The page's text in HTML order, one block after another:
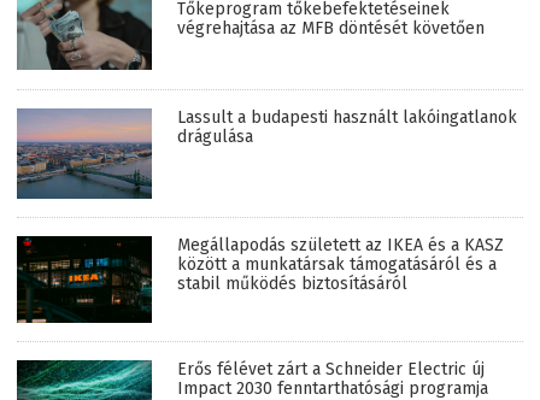
Tőkeprogram tőkebefektetéseinek
végrehajtása az MFB döntését követően
Lassult a budapesti használt lakóingatlanok
drágulása
Megállapodás született az IKEA és a KASZ
között a munkatársak támogatásáról és a
stabil működés biztosításáról
Erős félévet zárt a Schneider Electric új
Impact 2030 fenntarthatósági programja